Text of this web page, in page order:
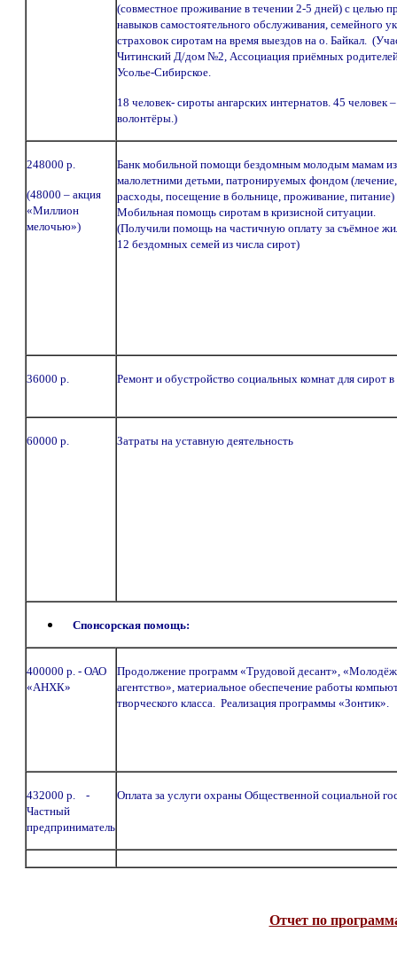
(совместное проживание в течении 2-5 дней) с целью
навыков самостоятельного обслуживания, семейного
страховок сиротам на время выездов на о. Байкал.
Читинский Д/дом №2, Ассоциация приёмных
Усолье-Сибирское.
18 человек- сироты ангарских интернатов. 45 человек
волонтёры.)
248000 р.
(48000 – акция
«Миллион
мелочью»)
Банк мобильной помощи бездомным молодым мамам из
малолетними детьми, патронируемых фондом
расходы, посещение в больнице, проживание, питание)
Мобильная помощь сиротам в кризисной ситуации.
(Получили помощь на частичную оплату за съёмное
12 бездомных семей из числа сирот)
36000 р. Ремонт и обустройство социальных комнат для сирот
60000 р. Затраты на уставную деятельность
Спонсорская помощь:
400000 р. - ОАО
«АНХК»
Продолжение программ «Трудовой десант»,
агентство», материальное обеспечение работы
творческого класса. Реализация программы «Зонтик».
432000 р. -
Частный
предприниматель
Оплата за услуги охраны Общественной социальной
Отчет по